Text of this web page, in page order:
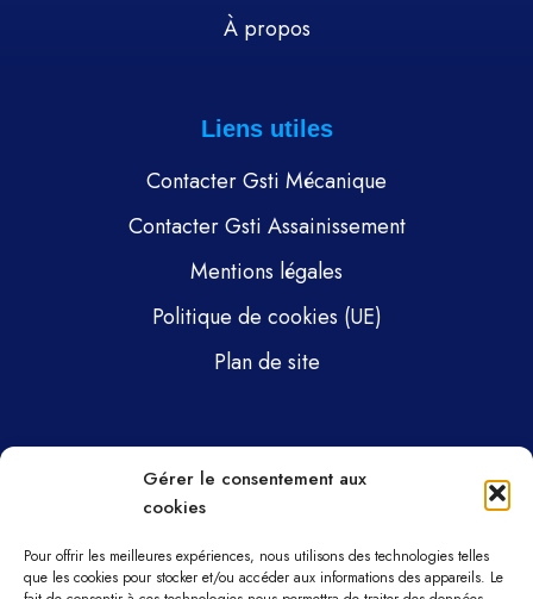
Gérer le consentement aux
cookies
Pour offrir les meilleures expériences, nous utilisons des technologies telles
que les cookies pour stocker et/ou accéder aux informations des appareils. Le
À propos
Liens utiles
Contacter Gsti Mécanique
Contacter Gsti Assainissement
Mentions légales
Politique de cookies (UE)
Plan de site
Gsti Mécanique
Gsti Assainissement